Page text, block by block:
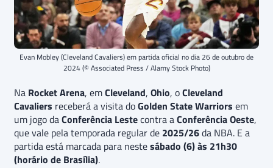
Evan Mobley (Cleveland Cavaliers) em partida oficial no dia 26 de outubro de
2024 (© Associated Press / Alamy Stock Photo)
Na Rocket Arena, emCleveland, Ohio, oCleveland
Cavaliers receberá a visita doGolden State Warriors em
um jogo daConferência Lestecontra aConferência Oeste,
que vale pela temporada regular de 2025/26da NBA. E a
partida está marcada para nestesábado (6) às 21h30
(horário de Brasília).